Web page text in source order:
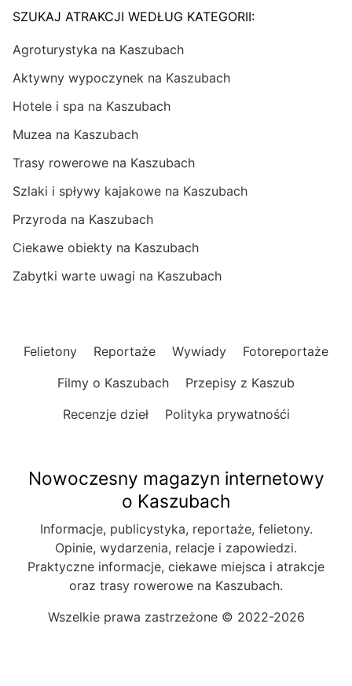
SZUKAJ ATRAKCJI WEDŁUG KATEGORII:
Agroturystyka na Kaszubach
Aktywny wypoczynek na Kaszubach
Hotele i spa na Kaszubach
Muzea na Kaszubach
Trasy rowerowe na Kaszubach
Szlaki i spływy kajakowe na Kaszubach
Przyroda na Kaszubach
Ciekawe obiekty na Kaszubach
Zabytki warte uwagi na Kaszubach
Felietony Reportaże Wywiady
Fotoreportaże
Filmy o Kaszubach
Przepisy z Kaszub
Recenzje dzieł
Polityka prywatnośći
Nowoczesny magazyn internetowy
o Kaszubach
Informacje, publicystyka, reportaże, felietony.
Opinie, wydarzenia, relacje i zapowiedzi.
Praktyczne informacje, ciekawe miejsca i atrakcje
oraz trasy rowerowe na Kaszubach.
Wszelkie prawa zastrzeżone © 2022-2026